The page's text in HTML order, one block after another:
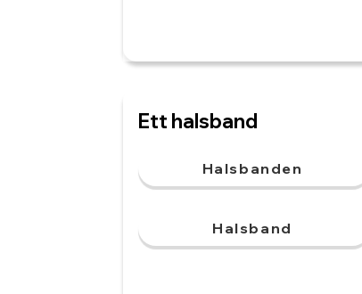
Ett halsband
Halsbanden
Halsband